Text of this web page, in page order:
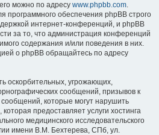
можно по адресу www.phpbb.com.
программного обеспечения phpBB строго
интернет-конференций, и phpBB
за то, что администрация конференций
содержания и/или поведения в них.
о phpBB обращайтесь по адресу
оскорбительных, угрожающих,
сообщений, призывов к
которые могут нарушить
предоставляет услуги хостинга
медицинского исследовательского
имени В.М. Бехтерева, СПб, ул.